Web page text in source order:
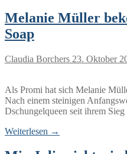
Melanie Müller
Soap
Claudia Borchers 23. Oktober
Als Promi hat sich Melanie
Nach einem steinigen
Dschungelqueen seit ihrem
Weiterlesen →